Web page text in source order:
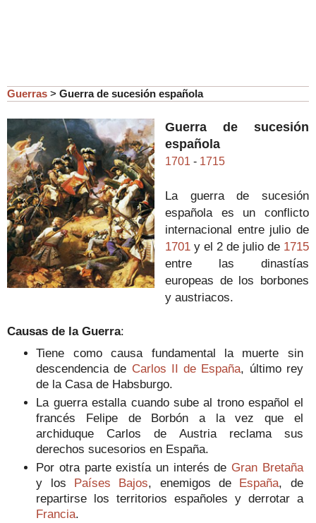
Guerras > Guerra de sucesión española
Guerra de sucesión
española
1701 - 1715
La guerra de sucesión
española es un conflicto
internacional entre julio de
1701 y el 2 de julio de 1715
entre las dinastías
europeas de los borbones
y austriacos.
Causas de la Guerra:
Tiene como causa fundamental la muerte sin
descendencia de Carlos II de España, último rey
de la Casa de Habsburgo.
La guerra estalla cuando sube al trono español el
francés Felipe de Borbón a la vez que el
archiduque Carlos de Austria reclama sus
derechos sucesorios en España.
Por otra parte existía un interés de Gran Bretaña
y los
Países Bajos, enemigos de España, de
repartirse los territorios españoles y derrotar a
Francia.